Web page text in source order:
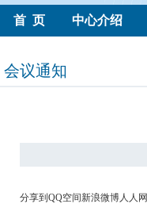
首 页 中心介绍
会议通知
分享到 QQ空间新浪微博人人网